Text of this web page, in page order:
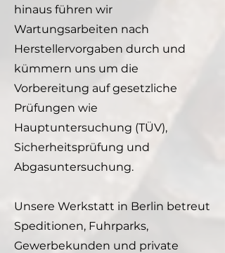
hinaus führen wir
Wartungsarbeiten nach
Herstellervorgaben durch und
kümmern uns um die
Vorbereitung auf gesetzliche
Prüfungen wie
Hauptuntersuchung (TÜV),
Sicherheitsprüfung und
Abgasuntersuchung.
Unsere Werkstatt in Berlin betreut
Speditionen, Fuhrparks,
Gewerbekunden und private